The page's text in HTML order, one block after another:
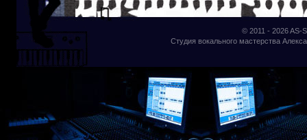
© 2011 - 2026AS-
Студия вокального мастерства